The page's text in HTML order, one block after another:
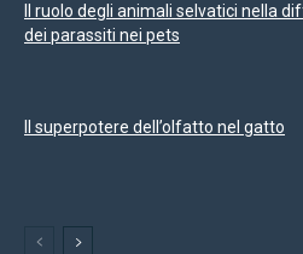
Il ruolo degli animali selvatici nella
dei parassiti nei pets
Il superpotere dell’olfatto nel gatto